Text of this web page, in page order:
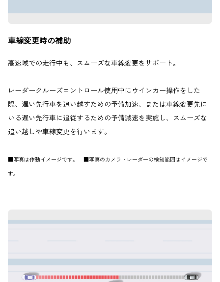
車線変更時の補助
高速域での走行中も、スムーズな車線変更をサポート。
レーダークルーズコントロール使用中にウインカー操作をした
際、遅い先行車を追い越すための予備加速、または車線変更先に
いる遅い先行車に追従するための予備減速を実施し、スムーズな
追い越しや車線変更を行います。
■写真は作動イメージです。 ■写真のカメラ・レーダーの検知範囲はイメージで
す。